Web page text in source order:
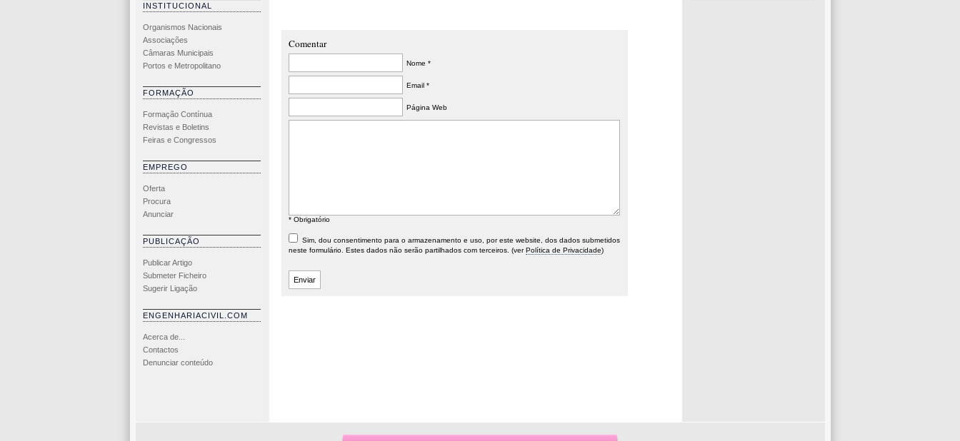
INSTITUCIONAL
Organismos Nacionais
Associações
Câmaras Municipais
Portos e Metropolitano
FORMAÇÃO
Formação Contínua
Revistas e Boletins
Feiras e Congressos
EMPREGO
Oferta
Procura
Anunciar
PUBLICAÇÃO
Publicar Artigo
Submeter Ficheiro
Sugerir Ligação
ENGENHARIACIVIL.COM
Acerca de...
Contactos
Denunciar conteúdo
e Construção
Sustentável no
Porto
Comentar
Nome *
Email *
Página Web
* Obrigatório
Sim, dou consentimento para o armazenamento e uso, por este website, dos dados submetidos
neste formulário. Estes dados não serão partilhados com terceiros. (verPolítica de Privacidade)